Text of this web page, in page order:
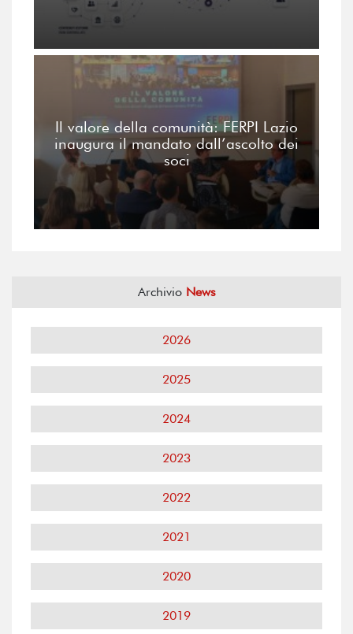
Il valore della comunità: FERPI Lazio
inaugura il mandato dall’ascolto dei
soci
Archivio News
2026
2025
2024
2023
2022
2021
2020
2019